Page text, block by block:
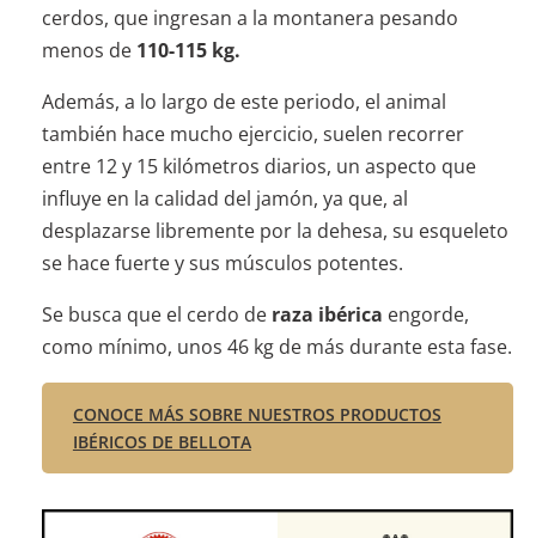
cerdos, que ingresan a la montanera pesando
menos de 110-115 kg.
Además, a lo largo de este periodo, el animal
también hace mucho ejercicio, suelen recorrer
entre 12 y 15 kilómetros diarios, un aspecto que
influye en la calidad del jamón, ya que, al
desplazarse libremente por la dehesa, su esqueleto
se hace fuerte y sus músculos potentes.
Se busca que el cerdo de raza ibérica engorde,
como mínimo, unos 46 kg de más durante esta fase.
CONOCE MÁS SOBRE NUESTROS PRODUCTOS
IBÉRICOS DE BELLOTA